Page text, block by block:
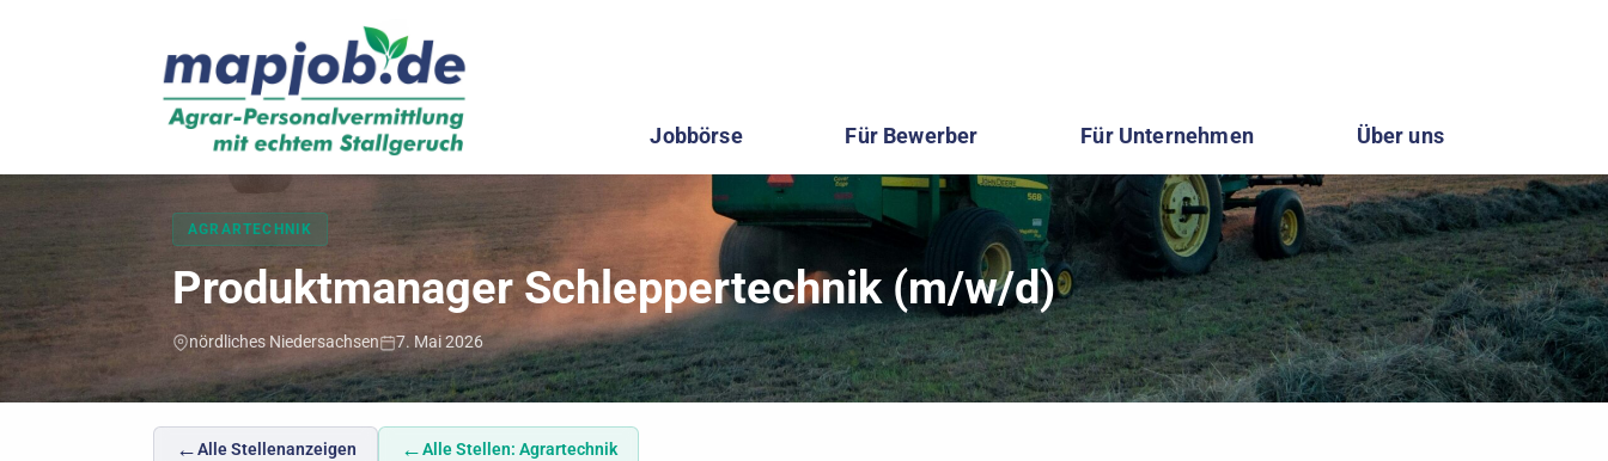
Jobbörse Für Bewerber Für Unternehmen Über uns
AGRARTECHNIK
Produktmanager Schleppertechnik (m/w/d)
nördliches Niedersachsen 7. Mai 2026
←Alle Stellenanzeigen ←Alle Stellen: Agrartechnik